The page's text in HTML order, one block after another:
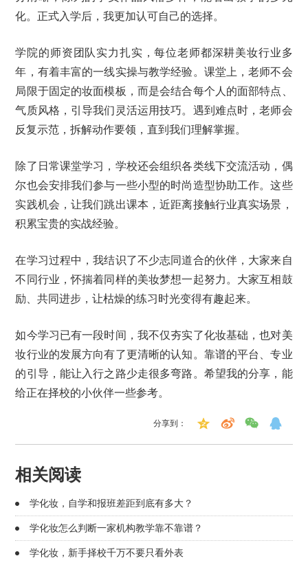
化。正式入学后，我更加认可自己的选择。
学院的师资团队实力扎实，每位老师都深耕美妆行业多
年，有着丰富的一线实操与教学经验。课堂上，老师不会
局限于固定的妆面模板，而是会结合每个人的面部特点、
气质风格，引导我们灵活运用技巧。遇到难点时，老师会
反复示范，拆解动作要领，直到我们理解掌握。
除了日常课堂学习，学校还会组织各类线下交流活动，偶
尔也会安排我们参与一些小型的时尚造型协助工作。这些
实践机会，让我们跳出课本，近距离接触行业真实场景，
积累宝贵的实战经验。
在学习过程中，我结识了不少志同道合的伙伴，大家来自
不同行业，怀揣着同样的美妆梦想一起努力。大家互相鼓
励、共同进步，让枯燥的练习时光变得有趣起来。
如今学习已有一段时间，我不仅夯实了化妆基础，也对美
妆行业的发展方向有了更清晰的认知。靠谱的平台、专业
的引导，能让入行之路少走很多弯路。希望我的分享，能
给正在择校的小伙伴一些参考。
分享到：
相关阅读
学化妆，自学和报班差距到底有多大？
学化妆怎么判断一家机构教学靠不靠谱？
学化妆，新手择校千万不要只看外表